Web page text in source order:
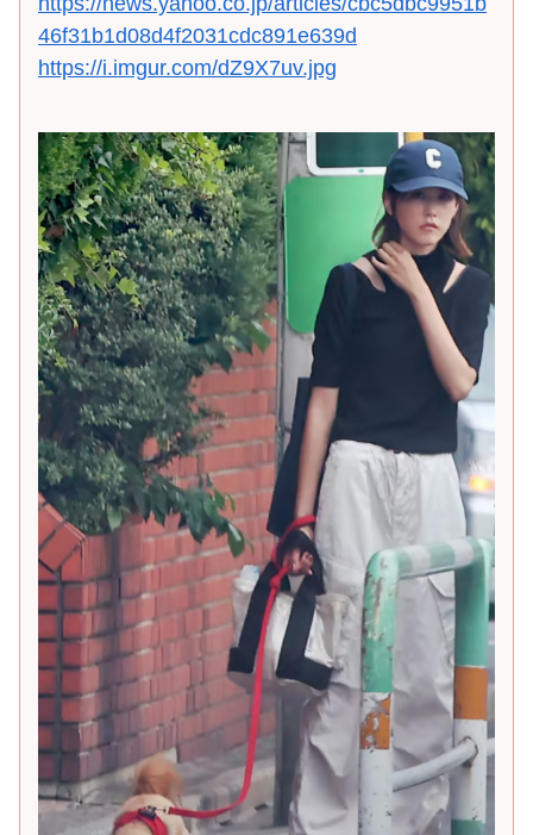
46f31b1d08d4f2031cdc891e639d
https://i.imgur.com/dZ9X7uv.jpg